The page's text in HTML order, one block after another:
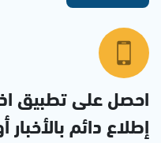
احصل على تطبيق
إطلاع دائم بالأخبار